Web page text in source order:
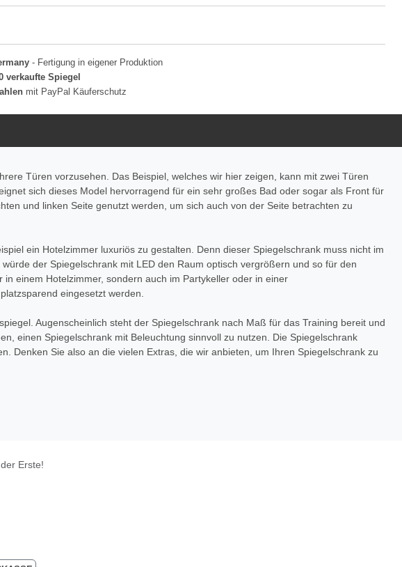
- Fertigung in eigener Produktion
verkaufte Spiegel
mit PayPal Käuferschutz
Türen vorzusehen. Das Beispiel, welches wir hier zeigen, kann mit zwei Türen
sich dieses Model hervorragend für ein sehr großes Bad oder sogar als Front für
und linken Seite genutzt werden, um sich auch von der Seite betrachten zu
ein Hotelzimmer luxuriös zu gestalten. Denn dieser Spiegelschrank muss nicht im
der Spiegelschrank mit LED den Raum optisch vergrößern und so für den
einem Hotelzimmer, sondern auch im Partykeller oder in einer
eingesetzt werden.
Augenscheinlich steht der Spiegelschrank nach Maß für das Training bereit und
einen Spiegelschrank mit Beleuchtung sinnvoll zu nutzen. Die Spiegelschrank
Denken Sie also an die vielen Extras, die wir anbieten, um Ihren Spiegelschrank zu
Erste!